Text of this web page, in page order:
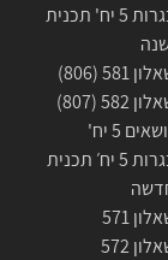
בגרות 5 יח' תכנית
581 (806)
582 (807)
5 יח'
בגרות 5 יח׳ תכנית
571
572